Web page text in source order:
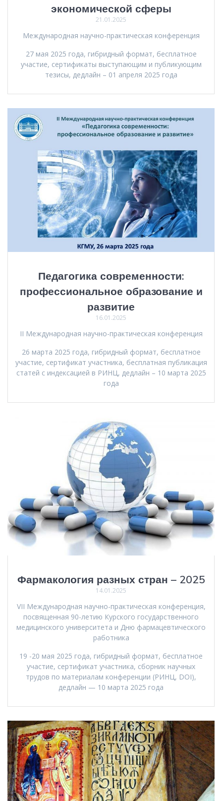
экономической сферы
21.01.2025
Международная научно-практическая конференция
27 мая 2025 года, гибридный формат, бесплатное
участие, сертификаты выступающим и публикующим
тезисы, дедлайн – 01 апреля 2025 года
Педагогика современности:
профессиональное образование и
развитие
16.01.2025
II Международная научно-практическая конференция
26 марта 2025 года, гибридный формат, бесплатное
участие, сертификат участника, бесплатная публикация
статей с индексацией в РИНЦ, дедлайн – 10 марта 2025
года
Фармакология разных стран – 2025
14.01.2025
VII Международная научно-практическая конференция,
посвященная 90-летию Курского государственного
медицинского университета и Дню фармацевтического
работника
19 -20 мая 2025 года, гибридный формат, бесплатное
участие, сертификат участника, сборник научных
трудов по материалам конференции (РИНЦ, DOI),
дедлайн — 10 марта 2025 года